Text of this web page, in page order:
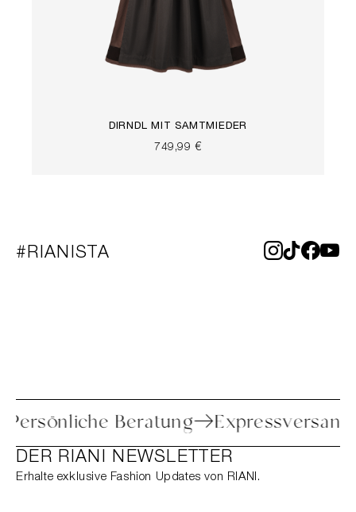
DIRNDL MIT SAMTMIEDER
749,99 €
#RIANISTA
Persönliche Beratung
DER RIANI NEWSLETTER
Erhalte exklusive Fashion Updates von RIANI.